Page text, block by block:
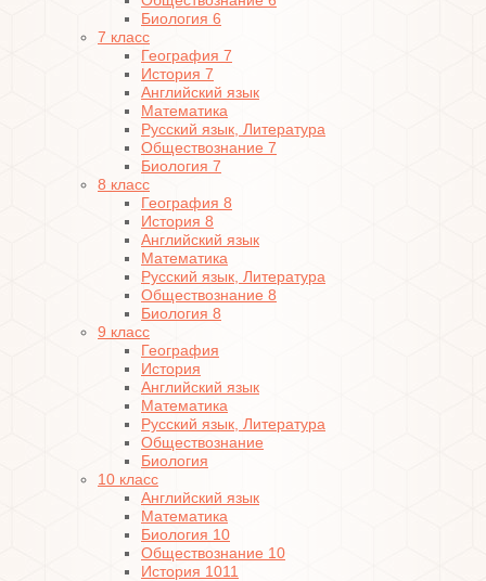
Биология 6
7 класс
География 7
История 7
Английский язык
Математика
Русский язык, Литература
Обществознание 7
Биология 7
8 класс
География 8
История 8
Английский язык
Математика
Русский язык, Литература
Обществознание 8
Биология 8
9 класс
География
История
Английский язык
Математика
Русский язык, Литература
Обществознание
Биология
10 класс
Английский язык
Математика
Биология 10
Обществознание 10
История 1011